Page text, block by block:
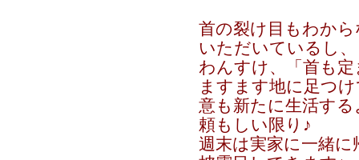
首の裂け目もわか
いただいているし
わんすけ、「首も
ますます地に足つ
意も新たに生活す
頼もしい限り♪
週末は実家に一緒